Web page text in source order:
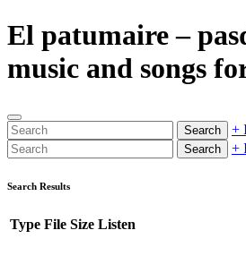
El patumaire –
music and songs
Search +
Search +
Search Results
Type File Size Listen